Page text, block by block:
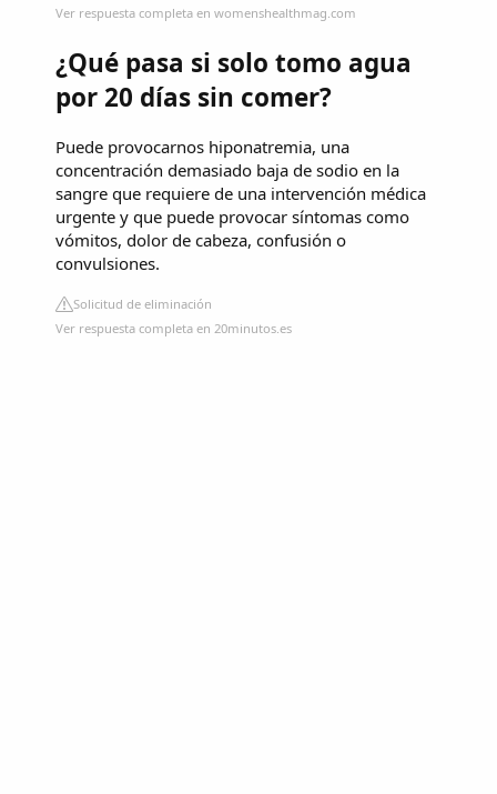
Ver respuesta completa en womenshealthmag.com
¿Qué pasa si solo tomo agua
por 20 días sin comer?
Puede provocarnos hiponatremia, una
concentración demasiado baja de sodio en la
sangre que requiere de una intervención médica
urgente y que puede provocar síntomas como
vómitos, dolor de cabeza, confusión o
convulsiones.
Solicitud de eliminación
Ver respuesta completa en 20minutos.es